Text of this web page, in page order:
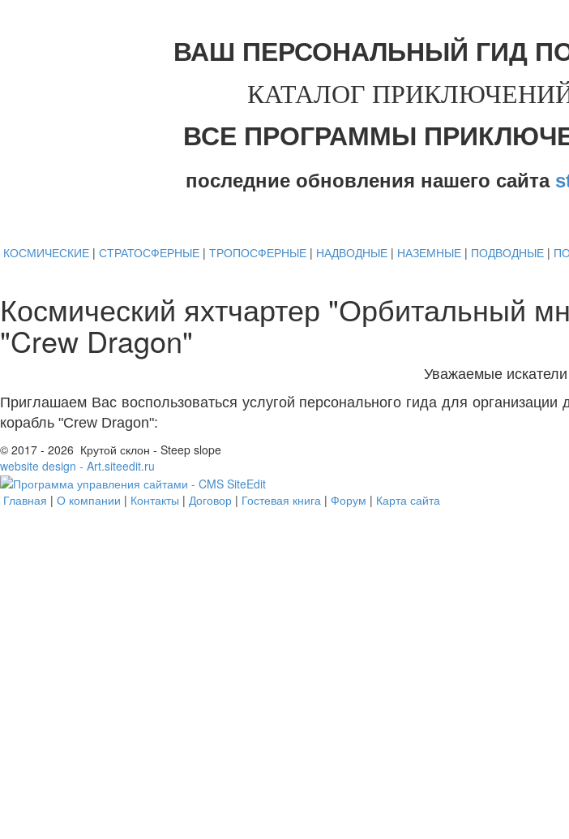
ВАШ ПЕРСОНАЛЬНЫЙ ГИД
КАТАЛОГ
ВСЕ ПРОГРАММЫ
последние обновления нашего сайта
КОСМИЧЕСКИЕ | СТРАТОСФЕРНЫЕ | ТРОПОСФЕРНЫЕ | НАДВОДНЫЕ | НАЗЕМНЫЕ | ПОДВОДНЫЕ |
Космический яхтчартер "Орбитальный
"Crew Dragon"
Уважаемые
Приглашаем Вас воспользоваться услугой персонального гида для
корабль "Crew Dragon":
© 2017 - 2026 Крутой склон - Steep slope
website design - Art.siteedit.ru
Главная | О компании | Контакты | Договор | Гостевая книга | Форум | Карта сайта